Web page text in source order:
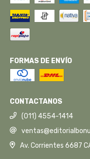
FORMAS DE ENVÍO
CONTACTANOS
(011) 4554-1414
Av. Corrientes 6687